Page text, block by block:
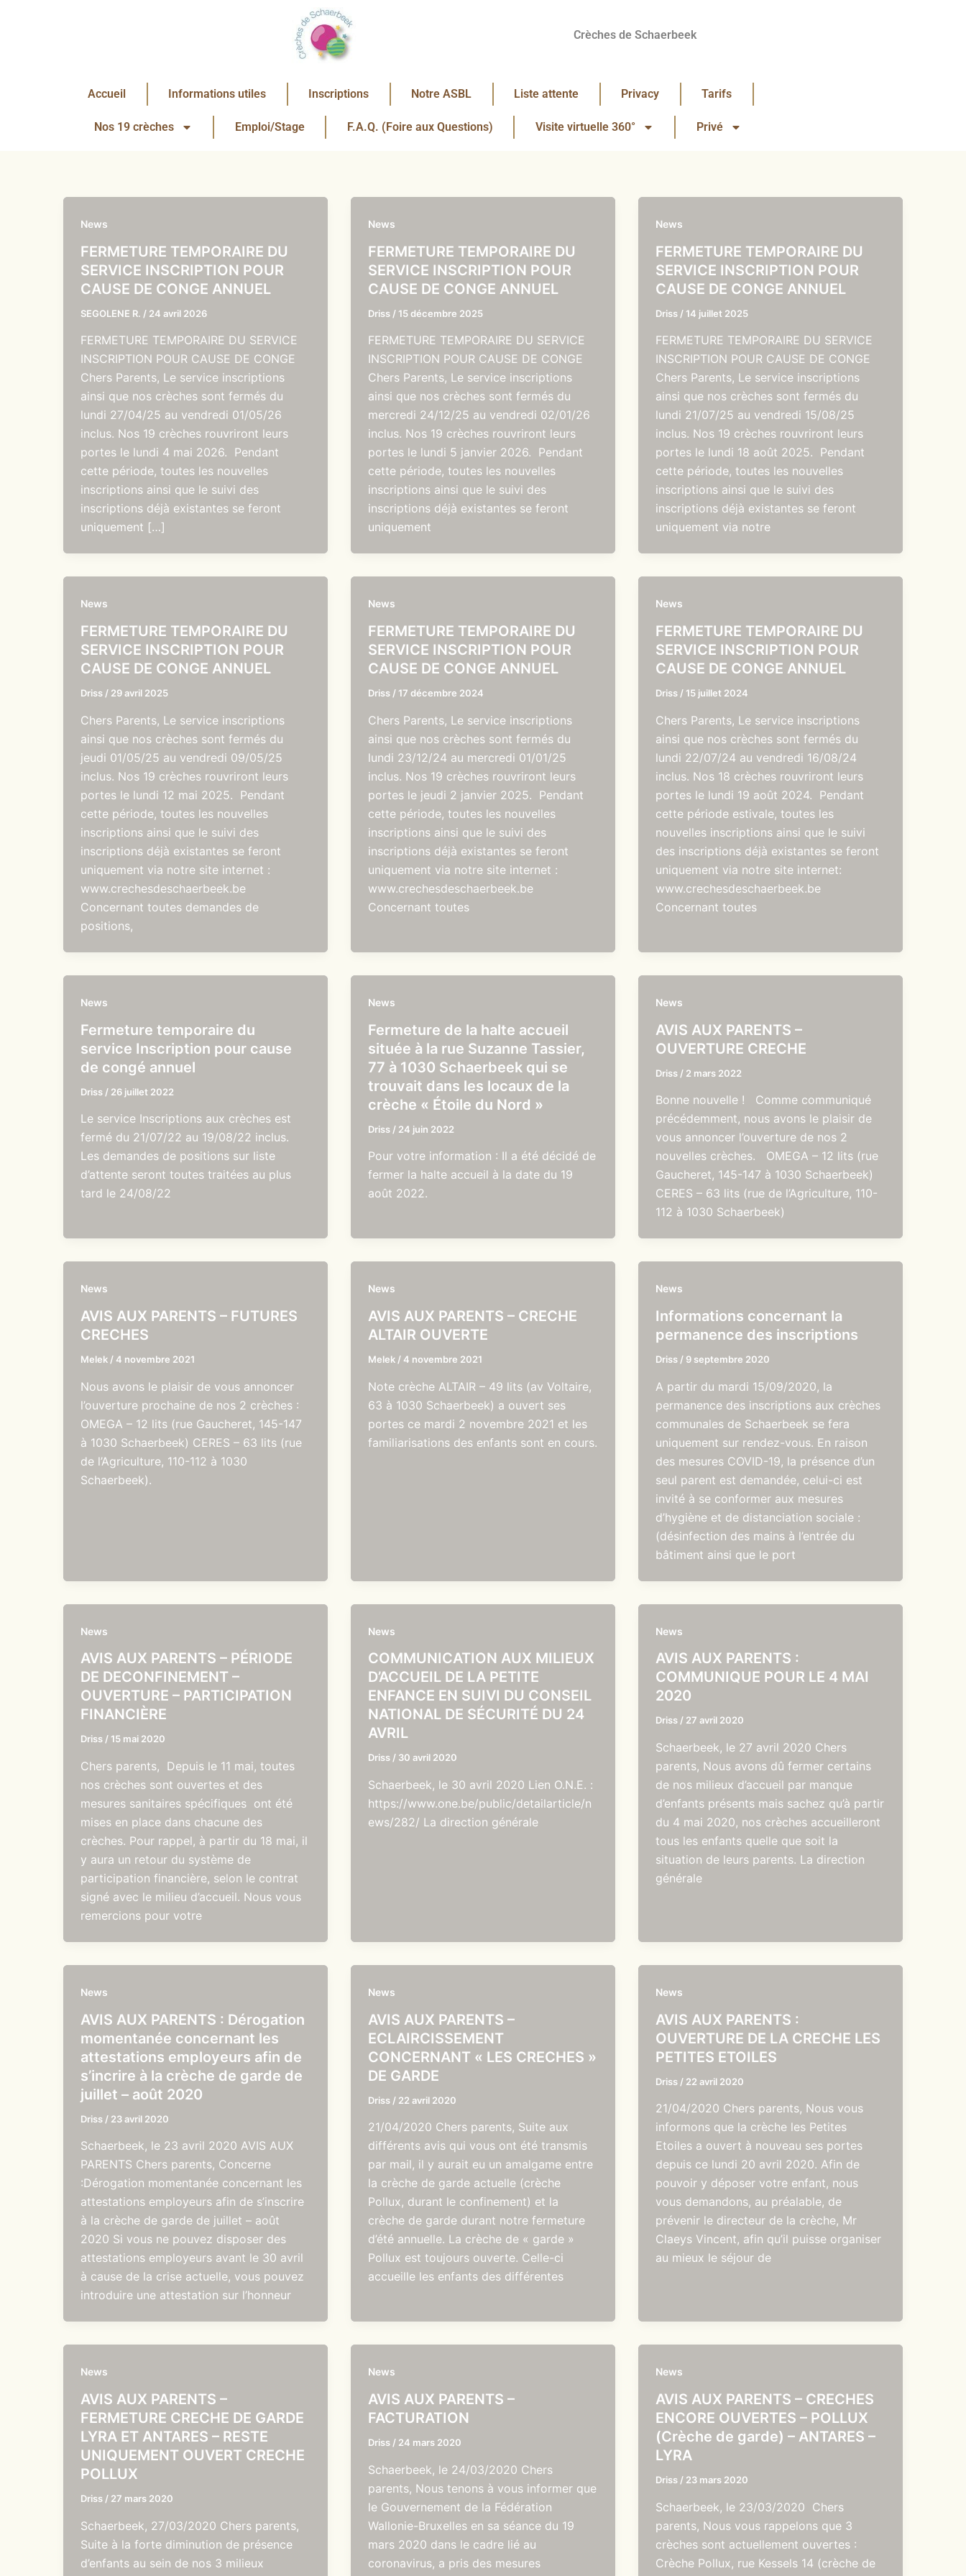
Crèches de Schaerbeek
Accueil Informations utiles Inscriptions Notre ASBL Liste attente Privacy Tarifs
Nos 19 crèches Emploi/Stage F.A.Q. (Foire aux Questions) Visite virtuelle 360° Privé
News
FERMETURE TEMPORAIRE DU
SERVICE INSCRIPTION POUR
CAUSE DE CONGE ANNUEL
SEGOLENE R. / 24 avril 2026
FERMETURE TEMPORAIRE DU SERVICE
INSCRIPTION POUR CAUSE DE CONGE
Chers Parents, Le service inscriptions
ainsi que nos crèches sont fermés du
lundi 27/04/25 au vendredi 01/05/26
inclus. Nos 19 crèches rouvriront leurs
portes le lundi 4 mai 2026. Pendant
cette période, toutes les nouvelles
inscriptions ainsi que le suivi des
inscriptions déjà existantes se feront
uniquement […]
News
FERMETURE TEMPORAIRE DU
SERVICE INSCRIPTION POUR
CAUSE DE CONGE ANNUEL
Driss / 15 décembre 2025
FERMETURE TEMPORAIRE DU SERVICE
INSCRIPTION POUR CAUSE DE CONGE
Chers Parents, Le service inscriptions
ainsi que nos crèches sont fermés du
mercredi 24/12/25 au vendredi 02/01/26
inclus. Nos 19 crèches rouvriront leurs
portes le lundi 5 janvier 2026. Pendant
cette période, toutes les nouvelles
inscriptions ainsi que le suivi des
inscriptions déjà existantes se feront
uniquement
News
FERMETURE TEMPORAIRE DU
SERVICE INSCRIPTION POUR
CAUSE DE CONGE ANNUEL
Driss / 14 juillet 2025
FERMETURE TEMPORAIRE DU SERVICE
INSCRIPTION POUR CAUSE DE CONGE
Chers Parents, Le service inscriptions
ainsi que nos crèches sont fermés du
lundi 21/07/25 au vendredi 15/08/25
inclus. Nos 19 crèches rouvriront leurs
portes le lundi 18 août 2025. Pendant
cette période, toutes les nouvelles
inscriptions ainsi que le suivi des
inscriptions déjà existantes se feront
uniquement via notre
News
FERMETURE TEMPORAIRE DU
SERVICE INSCRIPTION POUR
CAUSE DE CONGE ANNUEL
Driss / 29 avril 2025
Chers Parents, Le service inscriptions
ainsi que nos crèches sont fermés du
jeudi 01/05/25 au vendredi 09/05/25
inclus. Nos 19 crèches rouvriront leurs
portes le lundi 12 mai 2025. Pendant
cette période, toutes les nouvelles
inscriptions ainsi que le suivi des
inscriptions déjà existantes se feront
uniquement via notre site internet :
www.crechesdeschaerbeek.be
Concernant toutes demandes de
positions,
News
FERMETURE TEMPORAIRE DU
SERVICE INSCRIPTION POUR
CAUSE DE CONGE ANNUEL
Driss / 17 décembre 2024
Chers Parents, Le service inscriptions
ainsi que nos crèches sont fermés du
lundi 23/12/24 au mercredi 01/01/25
inclus. Nos 19 crèches rouvriront leurs
portes le jeudi 2 janvier 2025. Pendant
cette période, toutes les nouvelles
inscriptions ainsi que le suivi des
inscriptions déjà existantes se feront
uniquement via notre site internet :
www.crechesdeschaerbeek.be
Concernant toutes
News
FERMETURE TEMPORAIRE DU
SERVICE INSCRIPTION POUR
CAUSE DE CONGE ANNUEL
Driss / 15 juillet 2024
Chers Parents, Le service inscriptions
ainsi que nos crèches sont fermés du
lundi 22/07/24 au vendredi 16/08/24
inclus. Nos 18 crèches rouvriront leurs
portes le lundi 19 août 2024. Pendant
cette période estivale, toutes les
nouvelles inscriptions ainsi que le suivi
des inscriptions déjà existantes se feront
uniquement via notre site internet:
www.crechesdeschaerbeek.be
Concernant toutes
News
Fermeture temporaire du
service Inscription pour cause
de congé annuel
Driss / 26 juillet 2022
Le service Inscriptions aux crèches est
fermé du 21/07/22 au 19/08/22 inclus.
Les demandes de positions sur liste
d’attente seront toutes traitées au plus
tard le 24/08/22
News
Fermeture de la halte accueil
située à la rue Suzanne Tassier,
77 à 1030 Schaerbeek qui se
trouvait dans les locaux de la
crèche « Étoile du Nord »
Driss / 24 juin 2022
Pour votre information : Il a été décidé de
fermer la halte accueil à la date du 19
août 2022.
News
AVIS AUX PARENTS –
OUVERTURE CRECHE
Driss / 2 mars 2022
Bonne nouvelle ! Comme communiqué
précédemment, nous avons le plaisir de
vous annoncer l’ouverture de nos 2
nouvelles crèches. OMEGA – 12 lits (rue
Gaucheret, 145-147 à 1030 Schaerbeek)
CERES – 63 lits (rue de l’Agriculture, 110-
112 à 1030 Schaerbeek)
News
AVIS AUX PARENTS – FUTURES
CRECHES
Melek /4 novembre 2021
Nous avons le plaisir de vous annoncer
l’ouverture prochaine de nos 2 crèches :
OMEGA – 12 lits (rue Gaucheret, 145-147
à 1030 Schaerbeek) CERES – 63 lits (rue
de l’Agriculture, 110-112 à 1030
Schaerbeek).
News
AVIS AUX PARENTS – CRECHE
ALTAIR OUVERTE
Melek /4 novembre 2021
Note crèche ALTAIR – 49 lits (av Voltaire,
63 à 1030 Schaerbeek) a ouvert ses
portes ce mardi 2 novembre 2021 et les
familiarisations des enfants sont en cours.
News
Informations concernant la
permanence des inscriptions
Driss / 9 septembre 2020
A partir du mardi 15/09/2020, la
permanence des inscriptions aux crèches
communales de Schaerbeek se fera
uniquement sur rendez-vous. En raison
des mesures COVID-19, la présence d’un
seul parent est demandée, celui-ci est
invité à se conformer aux mesures
d’hygiène et de distanciation sociale :
(désinfection des mains à l’entrée du
bâtiment ainsi que le port
News
AVIS AUX PARENTS – PÉRIODE
DE DECONFINEMENT –
OUVERTURE – PARTICIPATION
FINANCIÈRE
Driss / 15 mai 2020
Chers parents, Depuis le 11 mai, toutes
nos crèches sont ouvertes et des
mesures sanitaires spécifiques ont été
mises en place dans chacune des
crèches. Pour rappel, à partir du 18 mai, il
y aura un retour du système de
participation financière, selon le contrat
signé avec le milieu d’accueil. Nous vous
remercions pour votre
News
COMMUNICATION AUX MILIEUX
D’ACCUEIL DE LA PETITE
ENFANCE EN SUIVI DU CONSEIL
NATIONAL DE SÉCURITÉ DU 24
AVRIL
Driss / 30 avril 2020
Schaerbeek, le 30 avril 2020 Lien O.N.E. :
https://www.one.be/public/detailarticle/n
ews/282/ La direction générale
News
AVIS AUX PARENTS :
COMMUNIQUE POUR LE 4 MAI
2020
Driss / 27 avril 2020
Schaerbeek, le 27 avril 2020 Chers
parents, Nous avons dû fermer certains
de nos milieux d’accueil par manque
d’enfants présents mais sachez qu’à partir
du 4 mai 2020, nos crèches accueilleront
tous les enfants quelle que soit la
situation de leurs parents. La direction
générale
News
AVIS AUX PARENTS : Dérogation
momentanée concernant les
attestations employeurs afin de
s’incrire à la crèche de garde de
juillet – août 2020
Driss / 23 avril 2020
Schaerbeek, le 23 avril 2020 AVIS AUX
PARENTS Chers parents, Concerne
:Dérogation momentanée concernant les
attestations employeurs afin de s’inscrire
à la crèche de garde de juillet – août
2020 Si vous ne pouvez disposer des
attestations employeurs avant le 30 avril
à cause de la crise actuelle, vous pouvez
introduire une attestation sur l’honneur
News
AVIS AUX PARENTS –
ECLAIRCISSEMENT
CONCERNANT « LES CRECHES »
DE GARDE
Driss / 22 avril 2020
21/04/2020 Chers parents, Suite aux
différents avis qui vous ont été transmis
par mail, il y aurait eu un amalgame entre
la crèche de garde actuelle (crèche
Pollux, durant le confinement) et la
crèche de garde durant notre fermeture
d’été annuelle. La crèche de « garde »
Pollux est toujours ouverte. Celle-ci
accueille les enfants des différentes
News
AVIS AUX PARENTS :
OUVERTURE DE LA CRECHE LES
PETITES ETOILES
Driss / 22 avril 2020
21/04/2020 Chers parents, Nous vous
informons que la crèche les Petites
Etoiles a ouvert à nouveau ses portes
depuis ce lundi 20 avril 2020. Afin de
pouvoir y déposer votre enfant, nous
vous demandons, au préalable, de
prévenir le directeur de la crèche, Mr
Claeys Vincent, afin qu’il puisse organiser
au mieux le séjour de
News
AVIS AUX PARENTS –
FERMETURE CRECHE DE GARDE
LYRA ET ANTARES – RESTE
UNIQUEMENT OUVERT CRECHE
POLLUX
Driss / 27 mars 2020
Schaerbeek, 27/03/2020 Chers parents,
Suite à la forte diminution de présence
d’enfants au sein de nos 3 milieux
News
AVIS AUX PARENTS –
FACTURATION
Driss / 24 mars 2020
Schaerbeek, le 24/03/2020 Chers
parents, Nous tenons à vous informer que
le Gouvernement de la Fédération
Wallonie-Bruxelles en sa séance du 19
mars 2020 dans le cadre lié au
coronavirus, a pris des mesures
News
AVIS AUX PARENTS – CRECHES
ENCORE OUVERTES – POLLUX
(Crèche de garde) – ANTARES –
LYRA
Driss / 23 mars 2020
Schaerbeek, le 23/03/2020 Chers
parents, Nous vous rappelons que 3
crèches sont actuellement ouvertes :
Crèche Pollux, rue Kessels 14 (crèche de